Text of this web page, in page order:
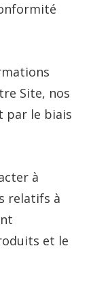
Site, nos
par le biais
à
relatifs à
et le